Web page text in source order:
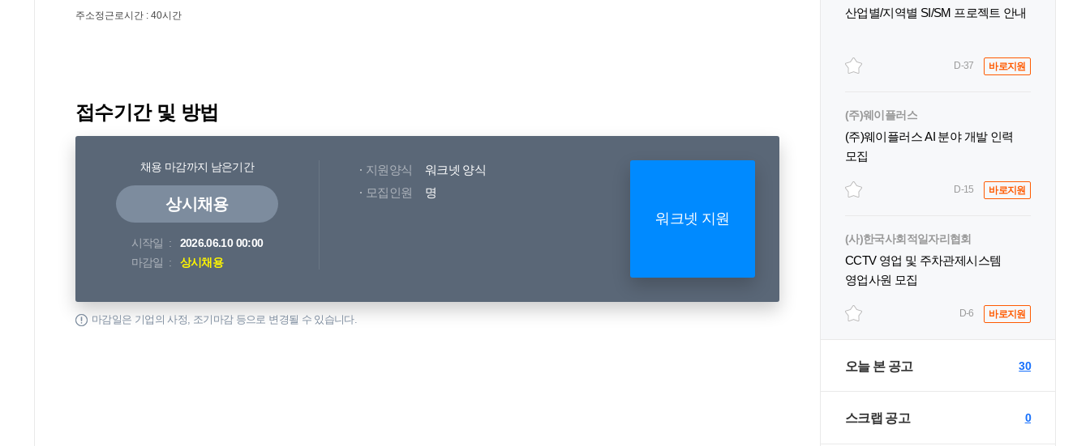
접수기간 및 방법
채용 마감까지 남은기간
상시채용
시작일
2026.06.10 00:00
마감일
상시채용
지원양식
워크넷 양식
모집인원
명
워크넷 지원
마감일은 기업의 사정, 조기마감 등으로 변경될 수 있습니다.
산업별/지역별 SI/SM 프로젝트 안내
D-37 바로지원
(주)웨이플러스
(주)웨이플러스 AI 분야 개발 인력
모집
D-15 바로지원
(사)한국사회적일자리협회
CCTV 영업 및 주차관제시스템
영업사원 모집
D-6 바로지원
오늘 본 공고 30
스크랩 공고 0